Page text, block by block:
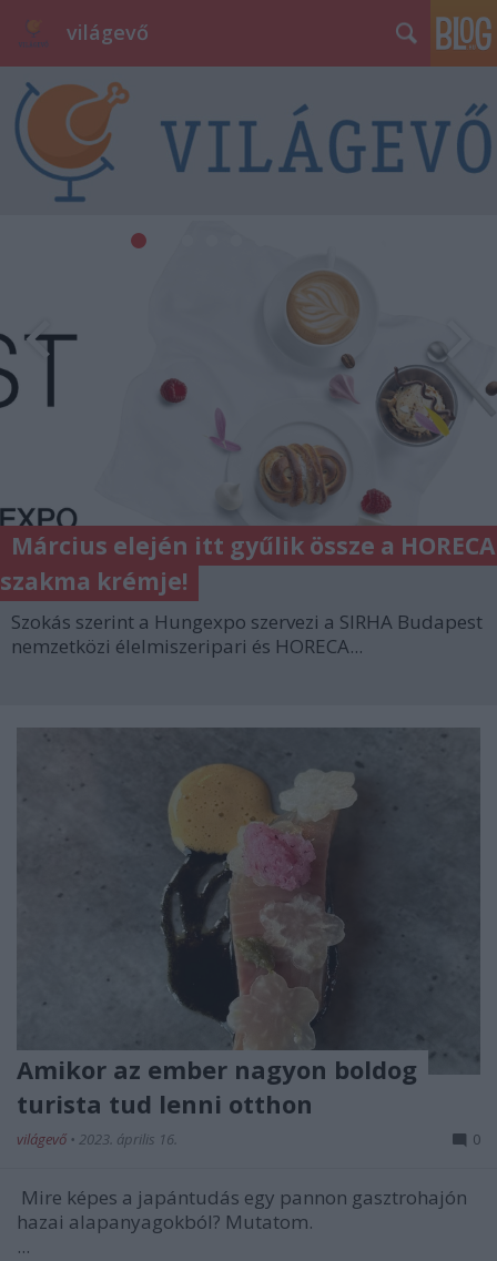
világevő
Március elején itt gyűlik össze a HORECA
szakma krémje!
Szokás szerint a Hungexpo szervezi a SIRHA Budapest
nemzetközi élelmiszeripari és HORECA...
Amikor az ember nagyon boldog
turista tud lenni otthon
világevő • 2023. április 16. 0
Mire képes a japántudás egy pannon gasztrohajón
hazai alapanyagokból? Mutatom.
...